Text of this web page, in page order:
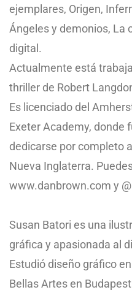
ejemplares, Origen,
Ángeles y demonios, La
digital.
Actualmente está
thriller de Robert
Es licenciado del
Exeter Academy, donde
dedicarse por completo
Nueva Inglaterra.
www.danbrown.com y
Susan Batori es una
gráfica y apasionada al
Estudió diseño gráfico
Bellas Artes en